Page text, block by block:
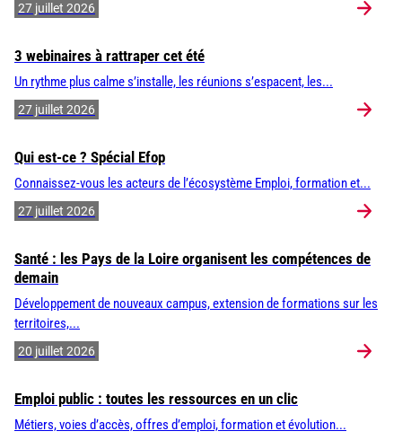
27 juillet 2026
3 webinaires à rattraper cet été
Un rythme plus calme s’installe, les réunions s’espacent, les...
27 juillet 2026
Qui est-ce ? Spécial Efop
Connaissez-vous les acteurs de l’écosystème Emploi, formation et...
27 juillet 2026
Santé : les Pays de la Loire organisent les compétences de
demain
Développement de nouveaux campus, extension de formations sur les
territoires,...
20 juillet 2026
Emploi public : toutes les ressources en un clic
Métiers, voies d’accès, offres d’emploi, formation et évolution...